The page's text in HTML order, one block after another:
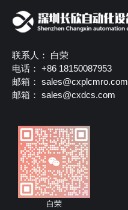
联系人： 白荣
电话： +86 18150087953
邮箱： sales@cxplcmro.com
邮箱： sales@cxdcs.com
白荣